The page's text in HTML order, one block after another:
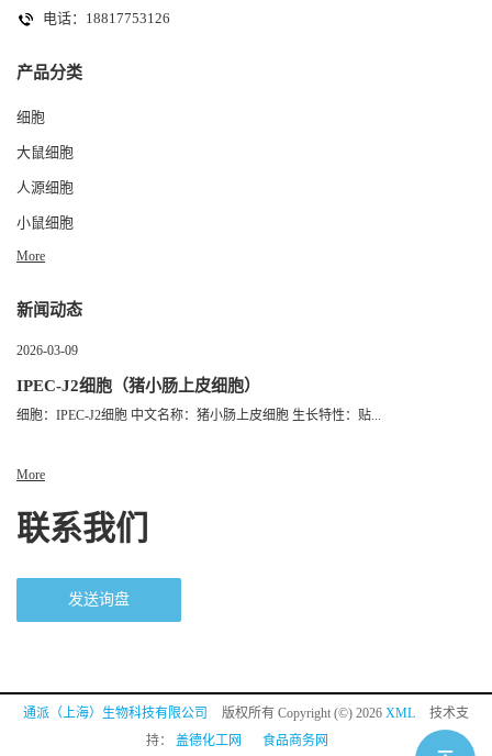
电话：18817753126
产品分类
细胞
大鼠细胞
人源细胞
小鼠细胞
More
新闻动态
2026-03-09
IPEC-J2细胞（猪小肠上皮细胞）
细胞：IPEC-J2细胞 中文名称：猪小肠上皮细胞 生长特性：贴...
More
联系我们
发送询盘
通派（上海）生物科技有限公司 版权所有 Copyright (©) 2026 XML
技术支
持： 盖德化工网 食品商务网